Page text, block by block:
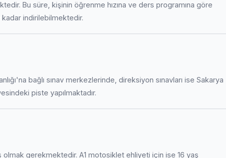
Bu süre, kişinin öğrenme hızına ve ders programına göre
indirilebilmektedir.
bağlı sınav merkezlerinde, direksiyon sınavları ise Sakarya
piste yapılmaktadır.
olmak gerekmektedir. A1 motosiklet ehliyeti için ise 16 yaş